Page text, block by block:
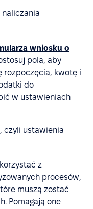
naliczania
wniosku o
pola, aby
rozpoczęcia, kwotę i
do
w ustawieniach
czyli ustawienia
z
procesów,
muszą zostać
Pomagają one